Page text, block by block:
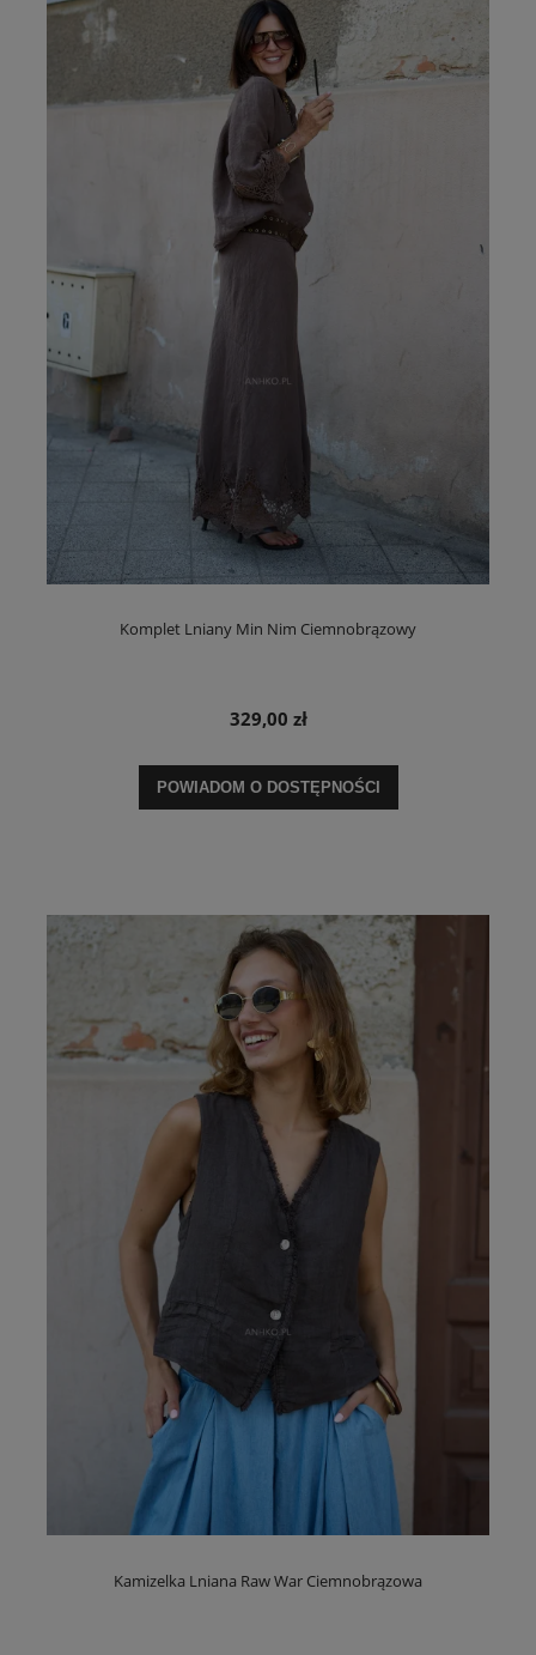
Komplet Lniany Min Nim Ciemnobrązowy
329,00 zł
POWIADOM O DOSTĘPNOŚCI
Kamizelka Lniana Raw War Ciemnobrązowa